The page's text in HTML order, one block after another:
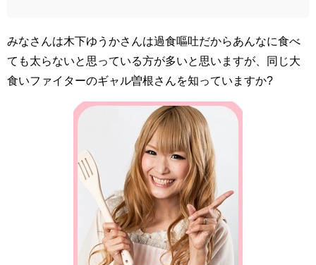
みなさんは木下ゆうかさんは過食嘔吐だからあんなに食べ
ても太らないと思っている方が多いと思いますが、同じ大
食いファイターのギャル曽根さんを知っていますか?